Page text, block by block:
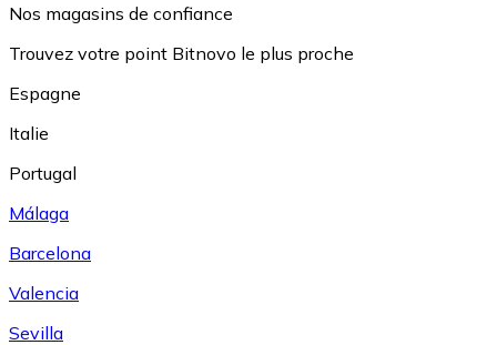
Nos magasins de confiance
Trouvez votre point Bitnovo le plus proche
Espagne
Italie
Portugal
Málaga
Barcelona
Valencia
Sevilla